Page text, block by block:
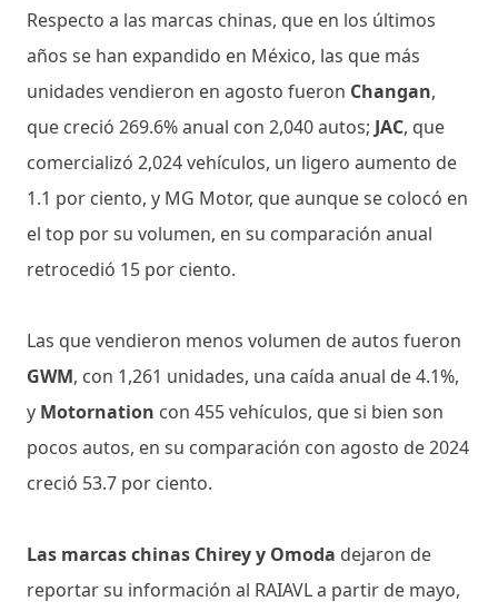
Respecto a las marcas chinas, que en los últimos
años se han expandido en México, las que más
unidades vendieron en agosto fueron Changan,
que creció 269.6% anual con 2,040 autos; JAC, que
comercializó 2,024 vehículos, un ligero aumento de
1.1 por ciento, y MG Motor, que aunque se colocó en
el top por su volumen, en su comparación anual
retrocedió 15 por ciento.
Las que vendieron menos volumen de autos fueron
GWM, con 1,261 unidades, una caída anual de 4.1%,
y Motornation con 455 vehículos, que si bien son
pocos autos, en su comparación con agosto de 2024
creció 53.7 por ciento.
Las marcas chinas Chirey y Omoda dejaron de
reportar su información al RAIAVL a partir de mayo,